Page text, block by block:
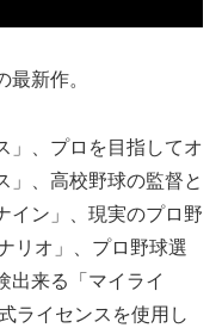
最新作。
」、プロを目指してオ
」、高校野球の監督と
イン」、現実のプロ野
リオ」、プロ野球選
出来る「マイライ
ライセンスを使用し